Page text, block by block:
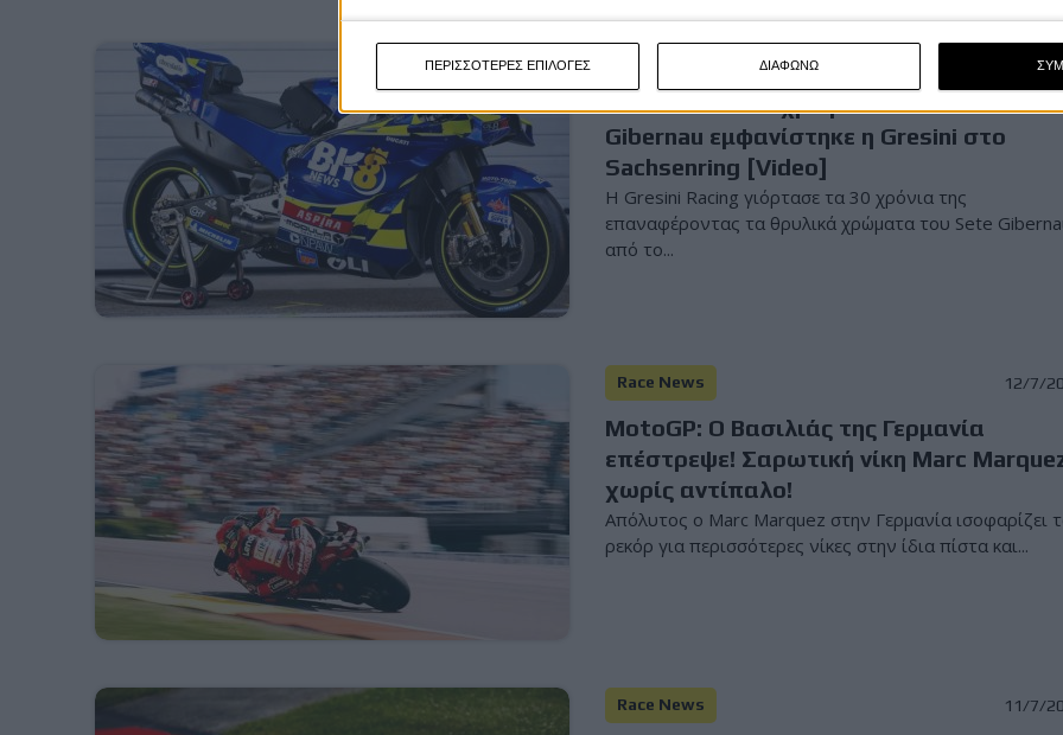
ΠΕΡΙΣΣΟΤΕΡΕΣ ΕΠΙΛΟΓΕΣ ΔΙΑΦΩΝΩ 13/7/
MotoGP: Με τα χρώματα του Sete
Gibernau εμφανίστηκε η Gresini στο
Sachsenring [Video]
Η Gresini Racing γιόρτασε τα 30 χρόνια της
επαναφέροντας τα θρυλικά χρώματα του Sete
από το...
Race News 12/7/
MotoGP: Ο Βασιλιάς της Γερμανία
επέστρεψε! Σαρωτική νίκη Marc
χωρίς αντίπαλο!
Απόλυτος ο Marc Marquez στην Γερμανία ισοφαρίζει
ρεκόρ για περισσότερες νίκες στην ίδια πίστα και...
Race News 11/7/